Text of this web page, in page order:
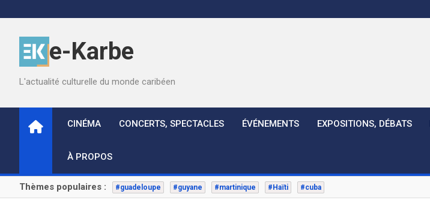
to
content
e-Karbe
L'actualité culturelle du monde caribéen
CINÉMA CONCERTS, SPECTACLES ÉVÉNEMENTS EXPOSITIONS, DÉBATS
À PROPOS
Thèmes populaires : #guadeloupe #guyane #martinique #Haïti #cuba